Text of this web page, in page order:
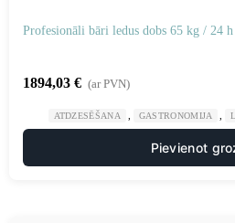
Profesionāli bāri ledus dobs 65 kg / 24
1894,03 € (ar PVN)
ATDZESĒŠANA GASTRONOMIJA
Pievienot